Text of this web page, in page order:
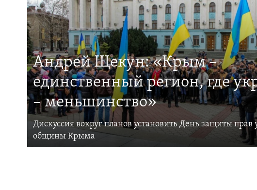
Андрей Щекун: «Крым –
единственный регион, где
– меньшинство»
Дискуссия вокруг планов установить День защиты прав
общины Крыма